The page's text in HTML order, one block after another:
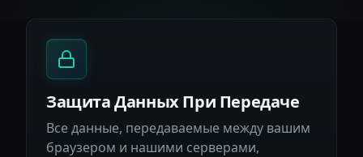
Защита Данных При Передаче
Все данные, передаваемые между вашим
браузером и нашими серверами,